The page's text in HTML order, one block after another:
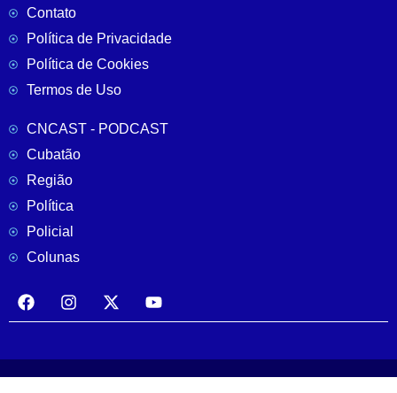
Contato
Política de Privacidade
Política de Cookies
Termos de Uso
CNCAST - PODCAST
Cubatão
Região
Política
Policial
Colunas